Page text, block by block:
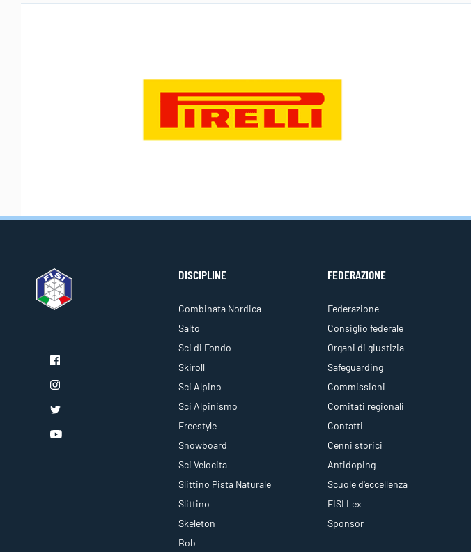
DISCIPLINE
Combinata Nordica
Salto
Sci di Fondo
Skiroll
Sci Alpino
Sci Alpinismo
Freestyle
Snowboard
Sci Velocita
Slittino Pista Naturale
Slittino
Skeleton
Bob
FEDERAZIONE
Federazione
Consiglio federale
Organi di giustizia
Safeguarding
Commissioni
Comitati regionali
Contatti
Cenni storici
Antidoping
Scuole d'eccellenza
FISI Lex
Sponsor